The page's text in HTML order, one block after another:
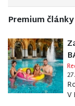
Premium články
V